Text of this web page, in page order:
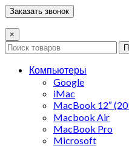
×
Компьютеры
Google
iMac
MacBook 12″
Macbook Air
MacBook Pro
Microsoft